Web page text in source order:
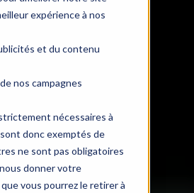
expérience à nos
et du contenu
nos campagnes
nécessaires à
donc exemptés de
ne sont pas obligatoires
donner votre
vous pourrez le retirer à